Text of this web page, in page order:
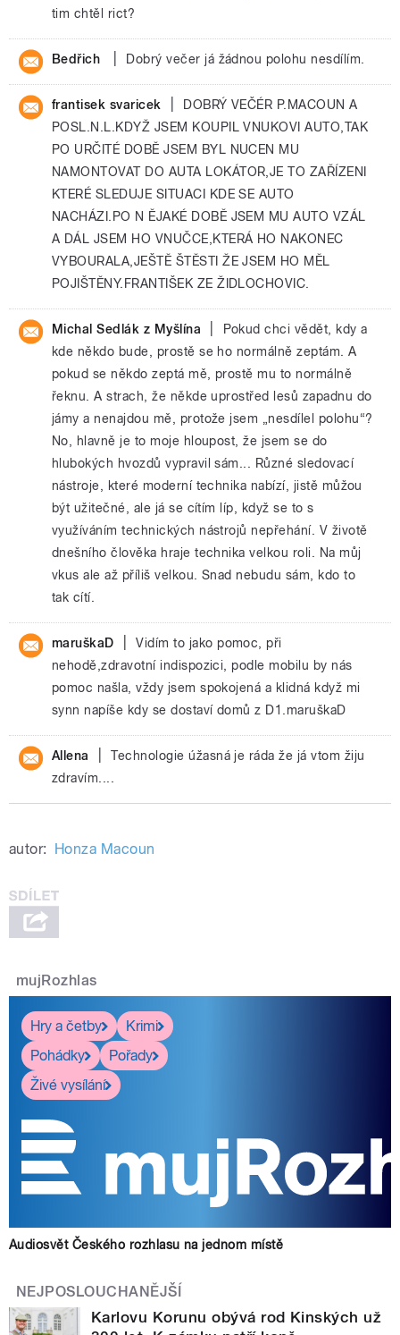
tim chtěl rict?
Bedřich Dobrý večer já žádnou polohu nesdílím.
frantisek svaricek
DOBRÝ VEČÉR P.MACOUN A
POSL.N.L.KDYŽ JSEM KOUPIL VNUKOVI AUTO,TAK
PO URČITÉ DOBĚ JSEM BYL NUCEN MU
NAMONTOVAT DO AUTA LOKÁTOR,JE TO ZAŘÍZENI
KTERÉ SLEDUJE SITUACI KDE SE AUTO
NACHÁZI.PO N ĚJAKÉ DOBĚ JSEM MU AUTO VZÁL
A DÁL JSEM HO VNUČCE,KTERÁ HO NAKONEC
VYBOURALA,JEŠTĚ ŠTĚSTI ŽE JSEM HO MĚL
POJIŠTĚNY.FRANTIŠEK ZE ŽIDLOCHOVIC.
Michal Sedlák z Myšlína
Pokud chci vědět, kdy a
kde někdo bude, prostě se ho normálně zeptám. A
pokud se někdo zeptá mě, prostě mu to normálně
řeknu. A strach, že někde uprostřed lesů zapadnu do
jámy a nenajdou mě, protože jsem „nesdílel polohu“?
No, hlavně je to moje hloupost, že jsem se do
hlubokých hvozdů vypravil sám... Různé sledovací
nástroje, které moderní technika nabízí, jistě můžou
být užitečné, ale já se cítím líp, když se to s
využíváním technických nástrojů nepřehání. V životě
dnešního člověka hraje technika velkou roli. Na můj
vkus ale až příliš velkou. Snad nebudu sám, kdo to
tak cítí.
maruškaD
Vidím to jako pomoc, při
nehodě,zdravotní indispozici, podle mobilu by nás
pomoc našla, vždy jsem spokojená a klidná když mi
synn napíše kdy se dostaví domů z D1.maruškaD
Allena
Technologie úžasná je ráda že já vtom žiju
zdravím....
autor: Honza Macoun
mujRozhlas
Hry a četby
Krimi
Pohádky
Pořady
Živé vysílání
Audiosvět Českého rozhlasu na jednom místě
NEJPOSLOUCHANĚJŠÍ
Karlovu Korunu obývá rod Kinských už